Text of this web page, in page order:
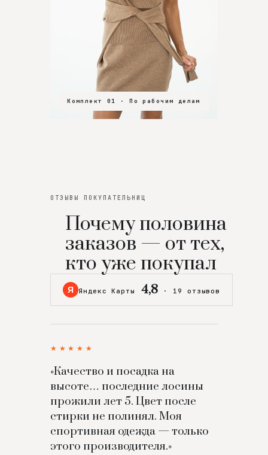
Комплект 01 · По рабочим делам
Комплект 02 · В зал
Комплект 03 · На особенный вечер
ОТЗЫВЫ ПОКУПАТЕЛЬНИЦ
Почему половина
заказов — от тех,
кто уже покупал
Я Яндекс Карты 4,8 · 19 отзывов
★★★★★
«Качество и посадка на
высоте… последние лосины
прожили лет 5. Цвет после
стирки не полинял. Моя
спортивная одежда — только
этого производителя.»